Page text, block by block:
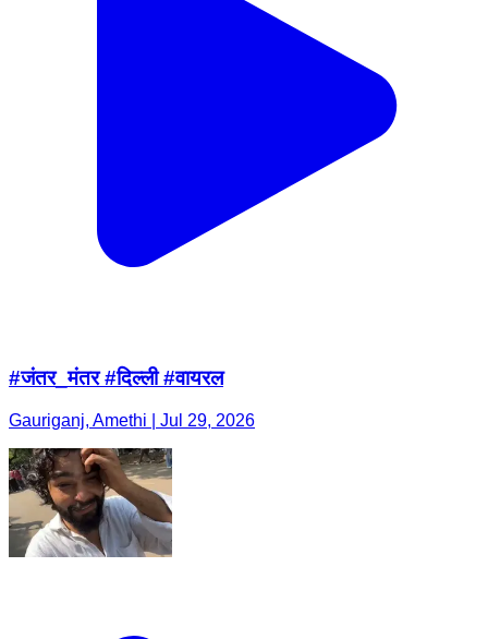
#जंतर_मंतर #दिल्ली #वायरल
Gauriganj, Amethi | Jul 29, 2026